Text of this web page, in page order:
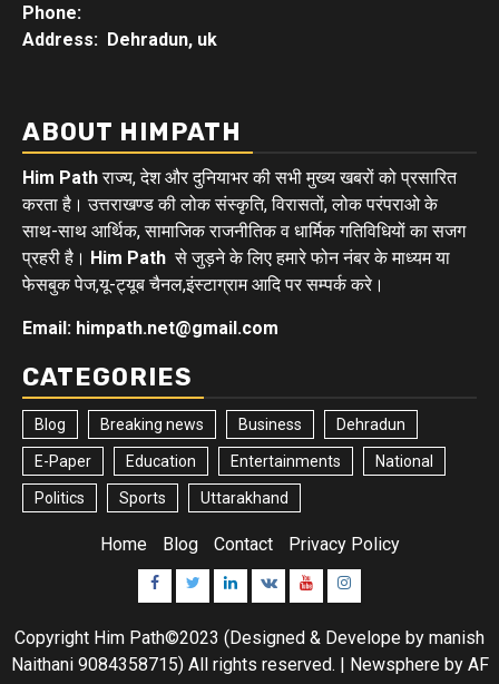
Phone:
Address: Dehradun, uk
ABOUT HIMPATH
Him Pathराज्य, देश और दुनियाभर की सभी मुख्य खबरों को प्रसारित
करता है। उत्तराखण्ड की लोक संस्कृति, विरासतों, लोक परंपराओ के
साथ-साथ आर्थिक, सामाजिक राजनीतिक व धार्मिक गतिविधियों का सजग
प्रहरी है। Him Path से जुड़ने के लिए हमारे फोन नंबर के माध्यम या
फेसबुक पेज,यू-ट्यूब चैनल,इंस्टाग्राम आदि पर सम्पर्क करे।
Email: himpath.net@gmail.com
CATEGORIES
Blog Breaking news Business Dehradun
E-Paper Education Entertainments National
Politics Sports Uttarakhand
Home Blog Contact Privacy Policy
Facebook
TwitterLinkedin
VK YoutubeInstagram
Copyright Him Path©2023 (Designed & Develope by manish
Naithani 9084358715) All rights reserved. | Newsphereby AF